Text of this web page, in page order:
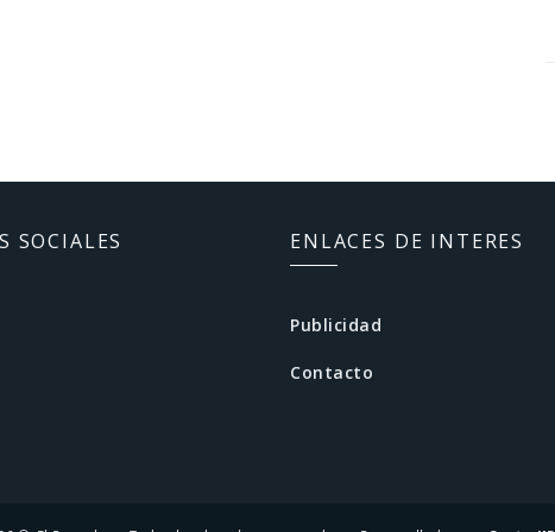
SOCIALES ENLACES DE INTERES
Publicidad
Contacto